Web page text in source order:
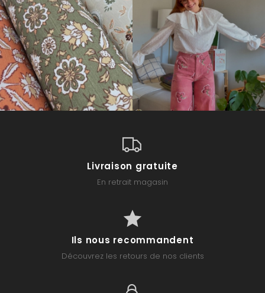
Livraison gratuite
En retrait magasin
Ils nous recommandent
Découvrez les retours de nos clients